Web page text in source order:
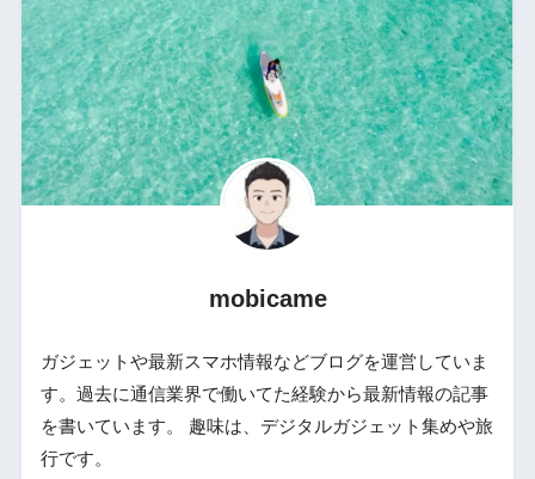
mobicame
ガジェットや最新スマホ情報などブログを運営していま
す。過去に通信業界で働いてた経験から最新情報の記事
を書いています。 趣味は、デジタルガジェット集めや旅
行です。